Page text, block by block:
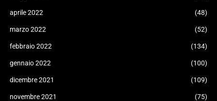
aprile 2022 (48)
marzo 2022 (52)
febbraio 2022 (134)
gennaio 2022 (100)
dicembre 2021 (109)
novembre 2021 (75)